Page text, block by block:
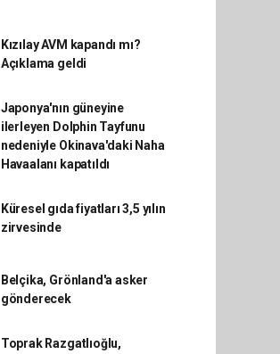
Kızılay AVM kapandı mı?
Açıklama geldi
Japonya'nın güneyine
ilerleyen Dolphin Tayfunu
nedeniyle Okinava'daki Naha
Havaalanı kapatıldı
Küresel gıda fiyatları 3,5 yılın
zirvesinde
Belçika, Grönland'a asker
gönderecek
Toprak Razgatlıoğlu,